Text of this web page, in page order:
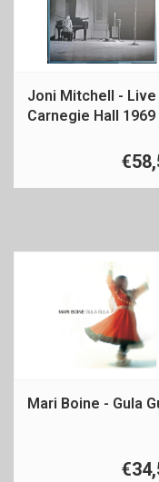
Joni Mitchell -
Carnegie Hall 1969
Mari Boine - Gula